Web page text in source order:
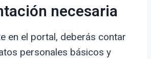
necesaria
en el portal, deberás contar
personales básicos y